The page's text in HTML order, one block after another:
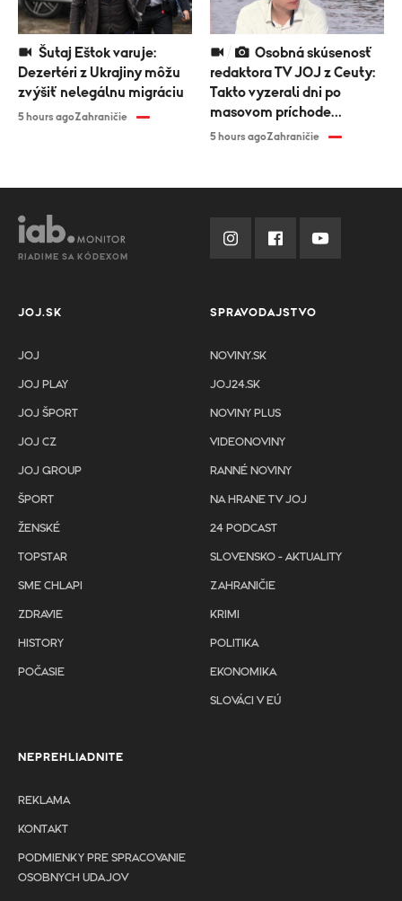
Dezertéri z Ukrajiny môžu
zvýšiť nelegálnu migráciu
5 hours agoZahraničie
redaktora TV JOJ z Ceuty:
Takto vyzerali dni po
masovom príchode
migrantov
5 hours agoZahraničie
RIADIME SA KÓDEXOM
JOJ.SK
JOJ
JOJ PLAY
JOJ ŠPORT
JOJ CZ
JOJ GROUP
ŠPORT
ŽENSKÉ
TOPSTAR
SME CHLAPI
ZDRAVIE
HISTORY
POČASIE
SPRAVODAJSTVO
NOVINY.SK
JOJ24.SK
NOVINY PLUS
VIDEONOVINY
RANNÉ NOVINY
NA HRANE TV JOJ
24 PODCAST
SLOVENSKO - AKTUALITY
ZAHRANIČIE
KRIMI
POLITIKA
EKONOMIKA
SLOVÁCI V EÚ
NEPREHLIADNITE
REKLAMA
KONTAKT
PODMIENKY PRE SPRACOVANIE
OSOBNYCH UDAJOV